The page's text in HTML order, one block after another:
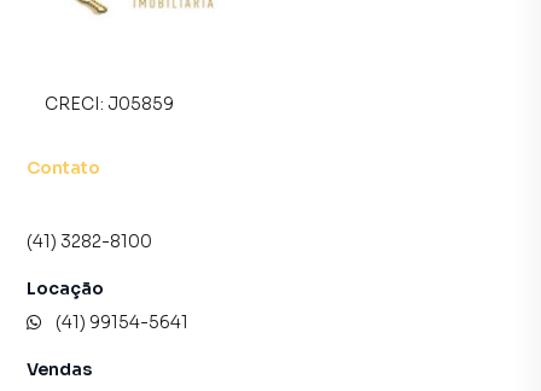
CRECI: J05859
Contato
(41) 3282-8100
Locação
(41) 99154-5641
Vendas